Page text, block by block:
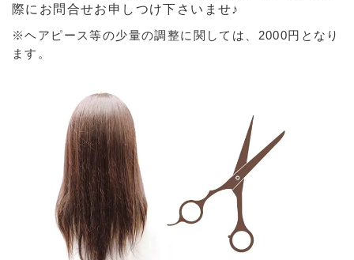
際にお問合せお申しつけ下さいませ♪
※ヘアピース等の少量の調整に関しては、2000円となり
ます。